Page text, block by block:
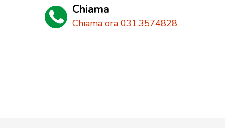
Chiama
Chiama ora 031.3574828